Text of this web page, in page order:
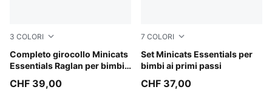
3 COLORI
Completo girocollo Minicats
Essentials Raglan per bimbi
Chambray Blue
CHF 39,00
7 COLORI
Set Minicats Essentials per
bimbi ai primi passi
Mauve Glow
CHF 37,00